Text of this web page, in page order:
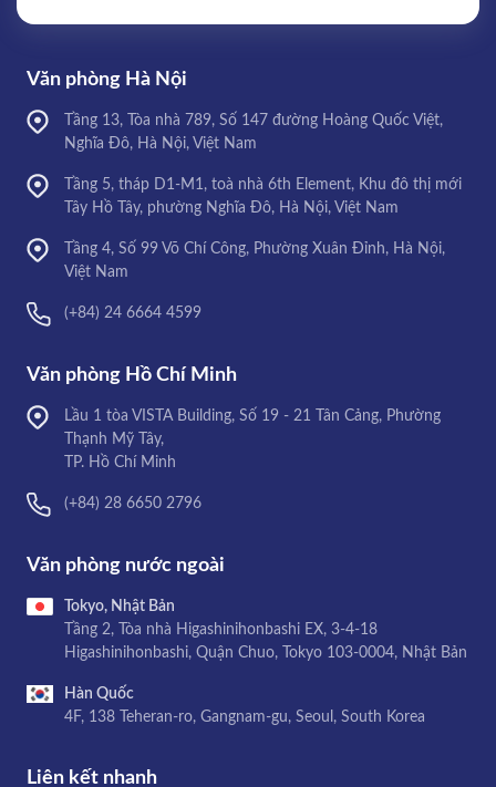
Văn phòng Hà Nội
Tầng 13, Tòa nhà 789, Số 147 đường Hoàng Quốc Việt,
Nghĩa Đô, Hà Nội, Việt Nam
Tầng 5, tháp D1-M1, toà nhà 6th Element, Khu đô thị mới
Tây Hồ Tây, phường Nghĩa Đô, Hà Nội, Việt Nam
Tầng 4, Số 99 Võ Chí Công, Phường Xuân Đỉnh, Hà Nội,
Việt Nam
(+84) 24 6664 4599
Văn phòng Hồ Chí Minh
Lầu 1 tòa VISTA Building, Số 19 - 21 Tân Cảng, Phường
Thạnh Mỹ Tây,
TP. Hồ Chí Minh
(+84) 28 6650 2796
Văn phòng nước ngoài
Tokyo, Nhật Bản
Tầng 2, Tòa nhà Higashinihonbashi EX, 3-4-18
Higashinihonbashi, Quận Chuo, Tokyo 103-0004, Nhật Bản
Hàn Quốc
4F, 138 Teheran-ro, Gangnam-gu, Seoul, South Korea
Liên kết nhanh